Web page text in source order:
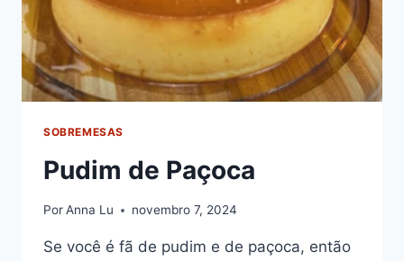
SOBREMESAS
Pudim de Paçoca
PorAnna Lu novembro 7, 2024
Se você é fã de pudim e de paçoca, então